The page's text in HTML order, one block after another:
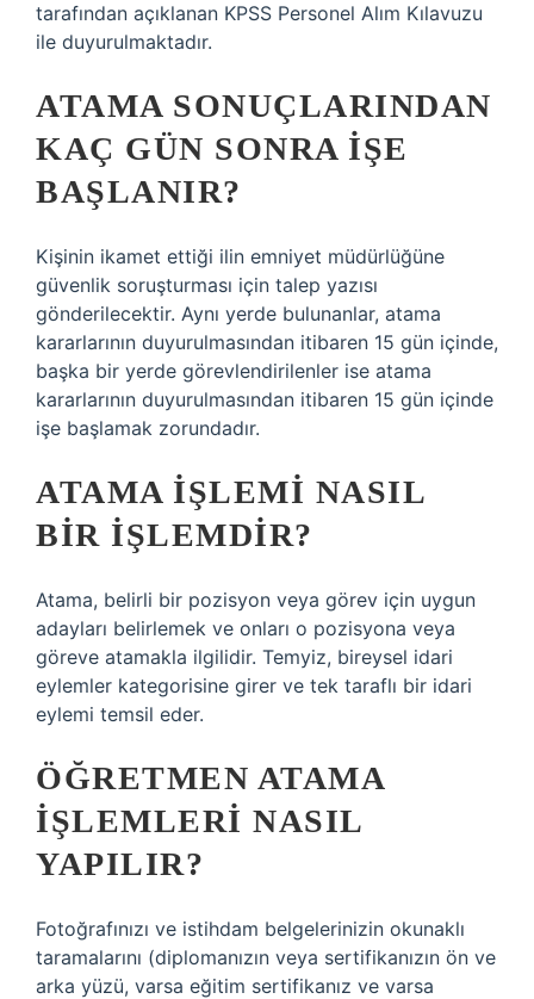
tarafından açıklanan KPSS Personel Alım Kılavuzu
ile duyurulmaktadır.
ATAMA SONUÇLARINDAN
KAÇ GÜN SONRA IŞE
BAŞLANIR?
Kişinin ikamet ettiği ilin emniyet müdürlüğüne
güvenlik soruşturması için talep yazısı
gönderilecektir. Aynı yerde bulunanlar, atama
kararlarının duyurulmasından itibaren 15 gün içinde,
başka bir yerde görevlendirilenler ise atama
kararlarının duyurulmasından itibaren 15 gün içinde
işe başlamak zorundadır.
ATAMA IŞLEMI NASIL
BIR IŞLEMDIR?
Atama, belirli bir pozisyon veya görev için uygun
adayları belirlemek ve onları o pozisyona veya
göreve atamakla ilgilidir. Temyiz, bireysel idari
eylemler kategorisine girer ve tek taraflı bir idari
eylemi temsil eder.
ÖĞRETMEN ATAMA
IŞLEMLERI NASIL
YAPILIR?
Fotoğrafınızı ve istihdam belgelerinizin okunaklı
taramalarını (diplomanızın veya sertifikanızın ön ve
arka yüzü, varsa eğitim sertifikanız ve varsa